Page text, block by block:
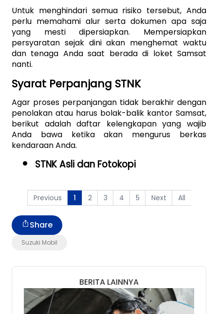
Untuk menghindari semua risiko tersebut, Anda
perlu memahami alur serta dokumen apa saja
yang mesti dipersiapkan. Mempersiapkan
persyaratan sejak dini akan menghemat waktu
dan tenaga Anda saat berada di loket Samsat
nanti.
Syarat Perpanjang STNK
Agar proses perpanjangan tidak berakhir dengan
penolakan atau harus bolak-balik kantor Samsat,
berikut adalah daftar kelengkapan yang wajib
Anda bawa ketika akan mengurus berkas
kendaraan Anda.
STNK Asli dan Fotokopi
Previous 1 2 3 4 5 Next All
Suzuki Mobil
Share
BERITA LAINNYA